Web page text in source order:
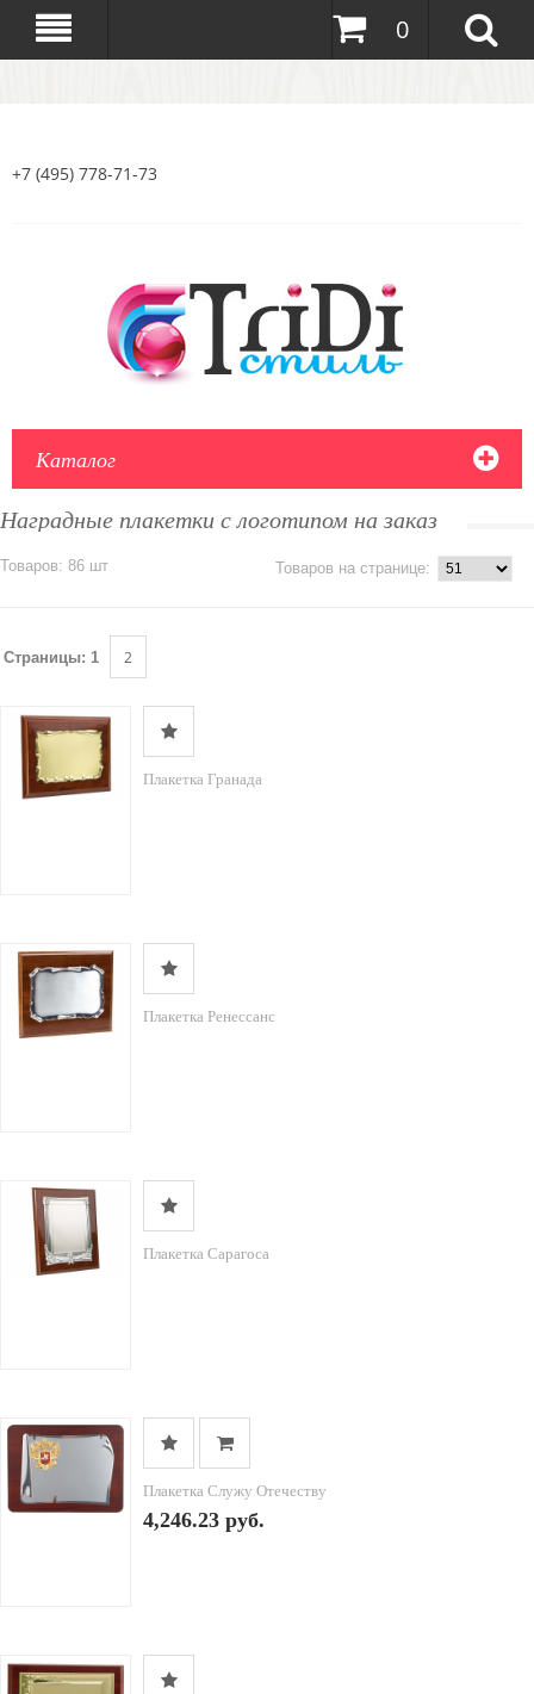
0
+7 (495) 778-71-73
Каталог
Наградные плакетки с логотипом на заказ
Товаров: 86 шт Товаров на странице:
Страницы: 1 2
Плакетка Гранада
Плакетка Ренессанс
Плакетка Сарагоса
Плакетка Служу Отечеству
4,246.23 руб.